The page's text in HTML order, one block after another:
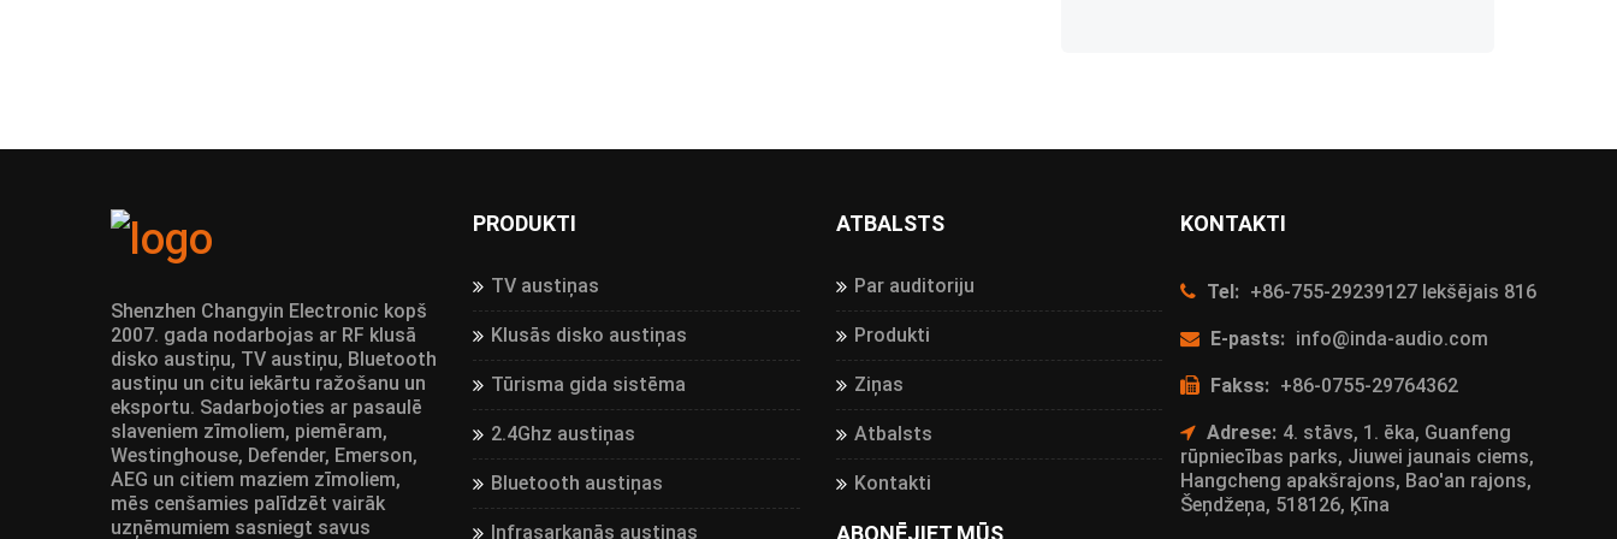
Shenzhen Changyin Electronic kopš
2007. gada nodarbojas ar RF klusā
disko austiņu, TV austiņu, Bluetooth
austiņu un citu iekārtu ražošanu un
eksportu. Sadarbojoties ar pasaulē
slaveniem zīmoliem, piemēram,
Westinghouse, Defender, Emerson,
AEG un citiem maziem zīmoliem,
mēs cenšamies palīdzēt vairāk
uzņēmumiem sasniegt savus
PRODUKTI
TV austiņas
Klusās disko austiņas
Tūrisma gida sistēma
2.4Ghz austiņas
Bluetooth austiņas
Infrasarkanās austiņas
ATBALSTS
Par auditoriju
Produkti
Ziņas
Atbalsts
Kontakti
ABONĒJIET MŪS
KONTAKTI
Tel: +86-755-29239127 Iekšējais 816
E-pasts: info@inda-audio.com
Fakss: +86-0755-29764362
Adrese: 4. stāvs, 1. ēka, Guanfeng
rūpniecības parks, Jiuwei jaunais ciems,
Hangcheng apakšrajons, Bao'an rajons,
Šeņdžeņa, 518126, Ķīna